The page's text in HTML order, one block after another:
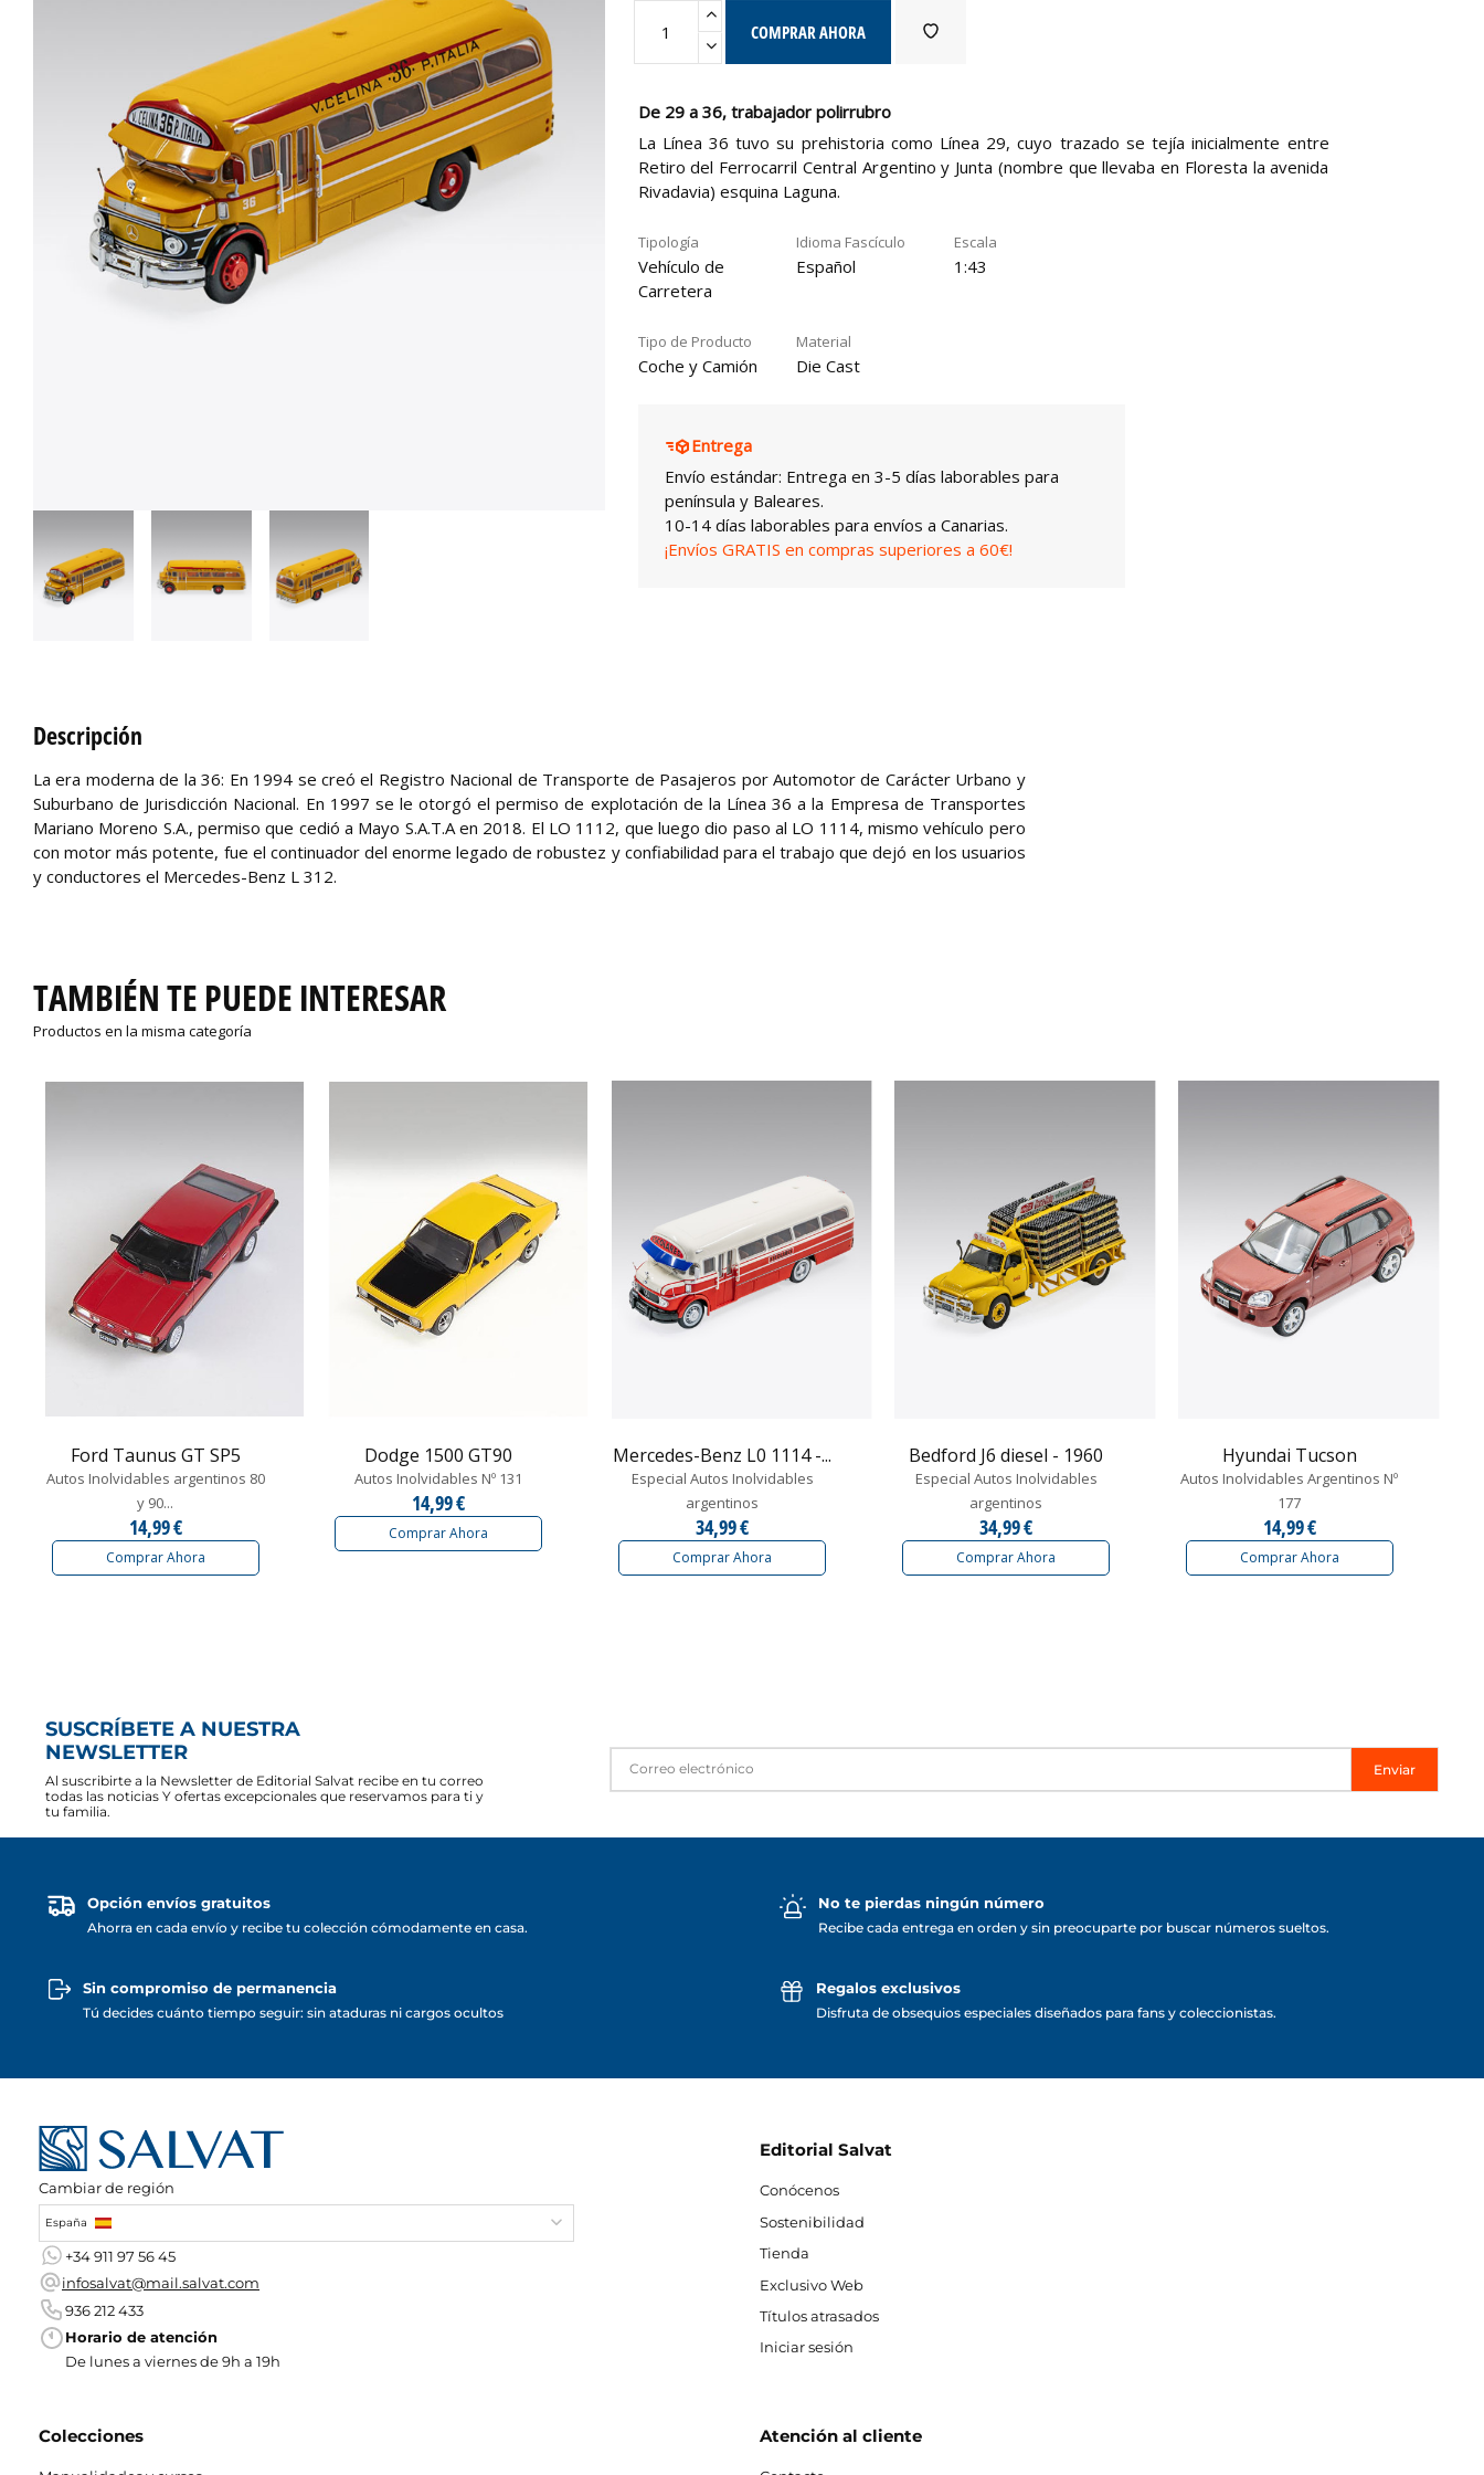
COMPRAR AHORA
De 29 a 36, trabajador polirrubro
La Línea 36 tuvo su prehistoria como Línea 29, cuyo trazado se tejía inicialmente entre
Retiro del Ferrocarril Central Argentino y Junta (nombre que llevaba en Floresta la avenida
Rivadavia) esquina Laguna.
Tipología
Vehículo de
Carretera
Idioma Fascículo
Español
Escala
1:43
Tipo de Producto
Coche y Camión
Material
Die Cast
Entrega
Envío estándar: Entrega en 3-5 días laborables para
península y Baleares.
10-14 días laborables para envíos a Canarias.
¡Envíos GRATIS en compras superiores a 60€!
Descripción
La era moderna de la 36: En 1994 se creó el Registro Nacional de Transporte de Pasajeros por Automotor de Carácter Urbano y
Suburbano de Jurisdicción Nacional. En 1997 se le otorgó el permiso de explotación de la Línea 36 a la Empresa de Transportes
Mariano Moreno S.A., permiso que cedió a Mayo S.A.T.A en 2018. El LO 1112, que luego dio paso al LO 1114, mismo vehículo pero
con motor más potente, fue el continuador del enorme legado de robustez y confiabilidad para el trabajo que dejó en los usuarios
y conductores el Mercedes-Benz L 312.
TAMBIÉN TE PUEDE INTERESAR
Productos en la misma categoría
Ford Taunus GT SP5
Autos Inolvidables argentinos 80
y 90...
14,99 €
Comprar Ahora
Dodge 1500 GT90
Autos Inolvidables Nº 131
14,99 €
Comprar Ahora
Mercedes-Benz L0 1114 -...
Especial Autos Inolvidables
argentinos
34,99 €
Comprar Ahora
Bedford J6 diesel - 1960
Especial Autos Inolvidables
argentinos
34,99 €
Comprar Ahora
Hyundai Tucson
Autos Inolvidables Argentinos Nº
177
14,99 €
Comprar Ahora
SUSCRÍBETE A NUESTRA
NEWSLETTER
Al suscribirte a la Newsletter de Editorial Salvat recibe en tu correo
todas las noticias Y ofertas excepcionales que reservamos para ti y
tu familia.
Enviar
Opción envíos gratuitos
Ahorra en cada envío y recibe tu colección cómodamente en casa.
No te pierdas ningún número
Recibe cada entrega en orden y sin preocuparte por buscar números sueltos.
Sin compromiso de permanencia
Tú decides cuánto tiempo seguir: sin ataduras ni cargos ocultos
Regalos exclusivos
Disfruta de obsequios especiales diseñados para fans y coleccionistas.
Cambiar de región
España
+34 911 97 56 45
infosalvat@mail.salvat.com
936 212 433
Horario de atención
De lunes a viernes de 9h a 19h
Editorial Salvat
Conócenos
Sostenibilidad
Tienda
Exclusivo Web
Títulos atrasados
Iniciar sesión
Colecciones Atención al cliente